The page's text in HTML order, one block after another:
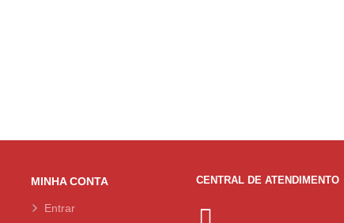
MINHA CONTA
Entrar
CENTRAL DE ATENDIMENTO